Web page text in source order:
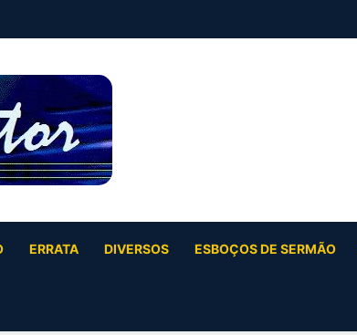
ERRATA DIVERSOS ESBOÇOS DE SERMÃO